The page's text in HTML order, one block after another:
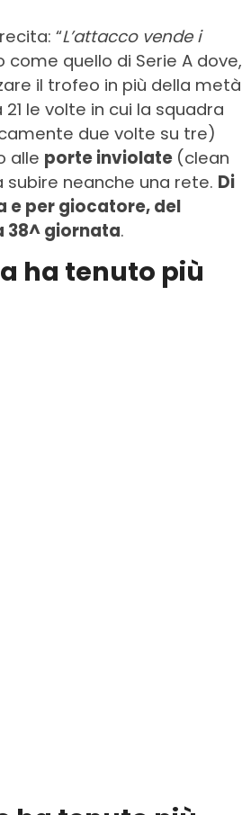
“L’attacco vende i
come quello di Serie A dove,
il trofeo in più della metà
le volte in cui la squadra
due volte su tre)
alle porte inviolate (clean
neanche una rete. Di
e per giocatore, del
38^ giornata.
ha tenuto più